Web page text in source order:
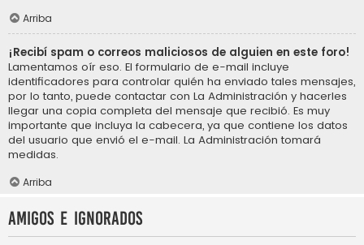
Arriba
¡Recibí spam o correos maliciosos de alguien en este foro!
Lamentamos oír eso. El formulario de e-mail incluye
identificadores para controlar quién ha enviado tales mensajes,
por lo tanto, puede contactar con La Administración y hacerles
llegar una copia completa del mensaje que recibió. Es muy
importante que incluya la cabecera, ya que contiene los datos
del usuario que envió el e-mail. La Administración tomará
medidas.
Arriba
Amigos e Ignorados